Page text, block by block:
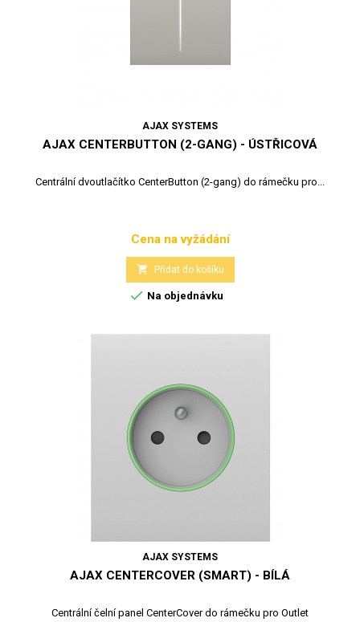
AJAX SYSTEMS
AJAX CENTERBUTTON (2-GANG) - ÚSTŘICOVÁ
Centrální dvoutlačítko CenterButton (2-gang) do rámečku pro...
Cena
Cena na vyžádání
 Přidat do košíku
 Na objednávku
AJAX SYSTEMS
AJAX CENTERCOVER (SMART) - BÍLÁ
Centrální čelní panel CenterCover do rámečku pro Outlet